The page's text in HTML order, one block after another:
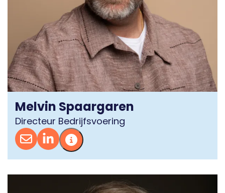
Melvin Spaargaren
Directeur Bedrijfsvoering